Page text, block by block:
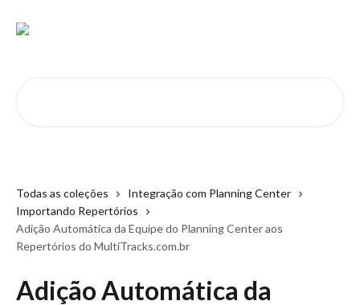
Todas as coleções
Integração com Planning Center
Importando Repertórios
Adição Automática da Equipe do Planning Center aos
Repertórios do MultiTracks.com.br
Adição Automática da